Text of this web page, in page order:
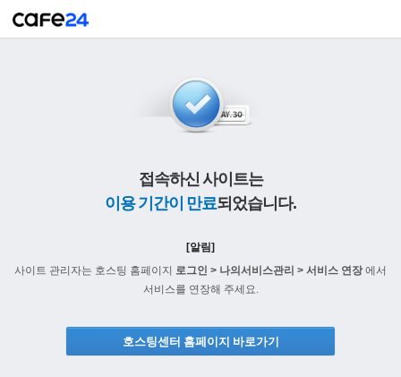
접속하신 사이트는
이용 기간이 만료되었습니다.
[알림]
사이트 관리자는 호스팅 홈페이지 로그인 > 나의서비스관리 > 서비스 연장에서
서비스를 연장해 주세요.
호스팅센터 홈페이지 바로가기